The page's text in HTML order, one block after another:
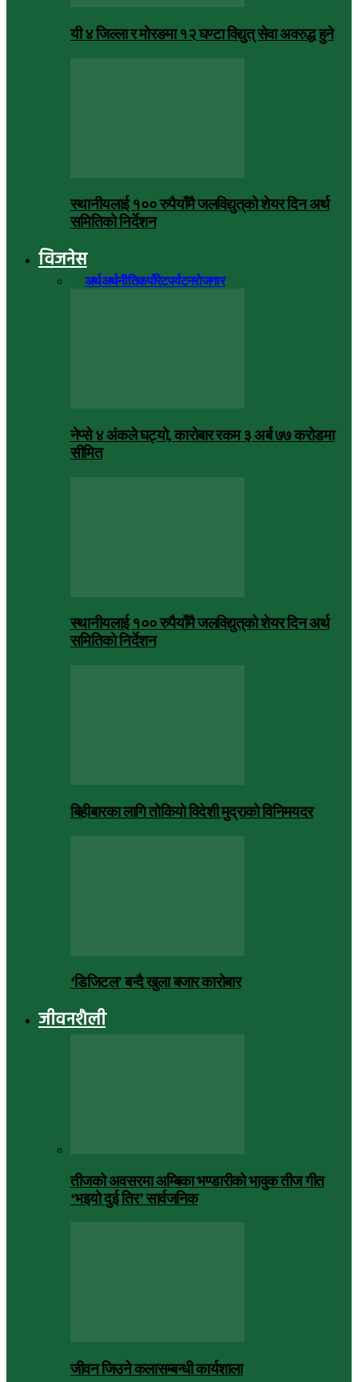
यी ४ जिल्ला र मोरङमा १२ घण्टा विद्युत् सेवा अवरुद्ध हुने
स्थानीयलाई १०० रुपैयाँमै जलविद्युत्‌को शेयर दिन अर्थ
समितिको निर्देशन
विजनेस
अर्थअर्थनीतिकर्पोरेटपर्यटनरोजगार
नेप्से ४ अंकले घट्यो, कारोबार रकम ३ अर्ब ७७ करोडमा
सीमित
स्थानीयलाई १०० रुपैयाँमै जलविद्युत्‌को शेयर दिन अर्थ
समितिको निर्देशन
बिहीबारका लागि तोकियो विदेशी मुद्राको विनिमयदर
‘डिजिटल’ बन्दै खुला बजार कारोबार
जीवनशैली
तीजको अवसरमा अम्बिका भण्डारीको भावुक तीज गीत
‘भइयो दुई तिर’ सार्वजनिक
जीवन जिउने कलासम्बन्धी कार्यशाला